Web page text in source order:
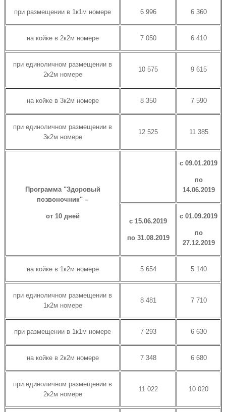
при размещении в 1к1м номере 6 996 6 360
на койке в 2к2м номере 7 050 6 410
при единоличном размещении в
2к2м номере
10 575 9 615
на койке в 3к2м номере 8 350 7 590
при единоличном размещении в
3к2м номере
12 525 11 385
Программа "Здоровый
позвоночник" –
от 10 дней
с 09.01.2019
по
14.06.2019
с 15.06.2019
по 31.08.2019
с 01.09.2019
по
27.12.2019
на койке в 1к2м номере 5 654 5 140
при единоличном размещении в
1к2м номере
8 481 7 710
при размещении в 1к1м номере 7 293 6 630
на койке в 2к2м номере 7 348 6 680
при единоличном размещении в
2к2м номере
11 022 10 020